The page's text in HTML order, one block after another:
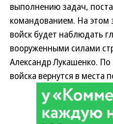
выполнению задач,
командованием. На этом
войск будет наблюдать
вооруженными силами
Александр Лукашенко.
войска вернутся в места